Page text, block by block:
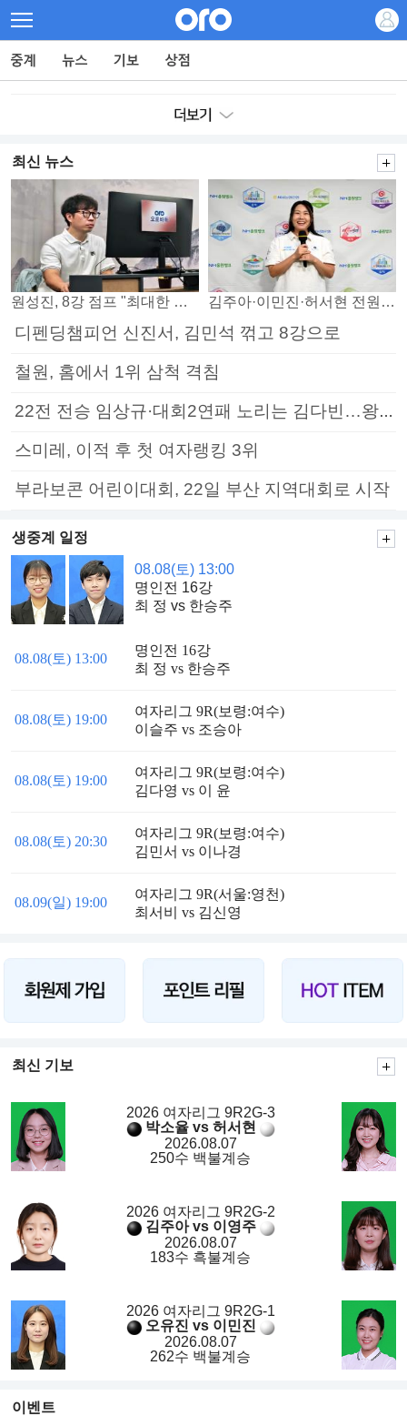
최신 뉴스
원성진, 8강 점프 "최대한 승자조에서 버티겠다" 김주아·이민진·허서현 전원 승리… 평택, 부안 꺾고 5연승
디펜딩챔피언 신진서, 김민석 꺾고 8강으로
철원, 홈에서 1위 삼척 격침
22전 전승 임상규·대회2연패 노리는 김다빈…왕중왕전 16강 7일부터
스미레, 이적 후 첫 여자랭킹 3위
부라보콘 어린이대회, 22일 부산 지역대회로 시작
생중계 일정
08.08(토) 13:00
명인전 16강
최 정 vs 한승주
08.08(토) 13:00
명인전 16강
최 정 vs 한승주
08.08(토) 19:00
여자리그 9R(보령:여수)
이슬주 vs 조승아
08.08(토) 19:00
여자리그 9R(보령:여수)
김다영 vs 이 윤
08.08(토) 20:30
여자리그 9R(보령:여수)
김민서 vs 이나경
08.09(일) 19:00
여자리그 9R(서울:영천)
최서비 vs 김신영
최신 기보
2026 여자리그 9R2G-3
박소율 vs 허서현
2026.08.07
250수 백불계승
2026 여자리그 9R2G-2
김주아 vs 이영주
2026.08.07
183수 흑불계승
2026 여자리그 9R2G-1
오유진 vs 이민진
2026.08.07
262수 백불계승
이벤트